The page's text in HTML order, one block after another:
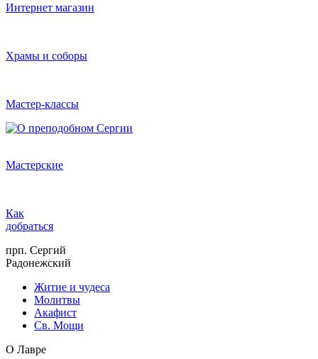
Интернет магазин
Храмы и соборы
Мастер-классы
Мастерские
Как
добраться
прп. Сергий
Радонежский
Житие и чудеса
Молитвы
Акафист
Св. Мощи
О Лавре